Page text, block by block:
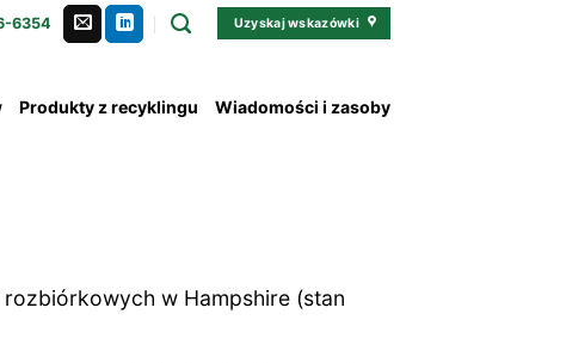
6354 Uzyskaj wskazówki
Produkty z recyklingu Wiadomości i zasoby
w Hampshire (stan